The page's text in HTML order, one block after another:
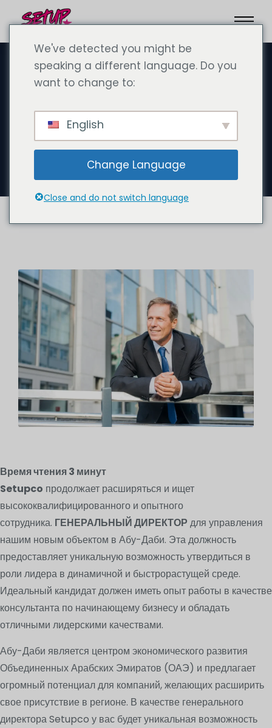
23 сентября 2024 года
Вакансия: Требуется
генеральный директор для
нового офиса в Абу-Даби
Время чтения3 минут
Setupco продолжает расширяться и ищет
высококвалифицированного и опытного
сотрудника. ГЕНЕРАЛЬНЫЙ ДИРЕКТОР для управления
нашим новым объектом в Абу-Даби. Эта должность
предоставляет уникальную возможность утвердиться в
роли лидера в динамичной и быстрорастущей среде.
Идеальный кандидат должен иметь опыт работы в качестве
консультанта по начинающему бизнесу и обладать
отличными лидерскими качествами.
Абу-Даби является центром экономического развития
Объединенных Арабских Эмиратов (ОАЭ) и предлагает
огромный потенциал для компаний, желающих расширить
свое присутствие в регионе. В качестве генерального
директора Setupco у вас будет уникальная возможность
We've detected you might be
speaking a different language. Do you
want to change to:
English
Change Language
Close and do not switch language